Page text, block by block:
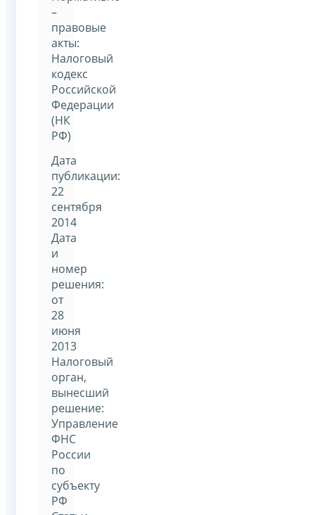
–
правовые
акты:
Налоговый
кодекс
Российской
Федерации
(НК
РФ)
Дата
публикации:
22
сентября
2014
Дата
и
номер
решения:
от
28
июня
2013
Налоговый
орган,
вынесший
решение:
Управление
ФНС
России
по
субъекту
РФ